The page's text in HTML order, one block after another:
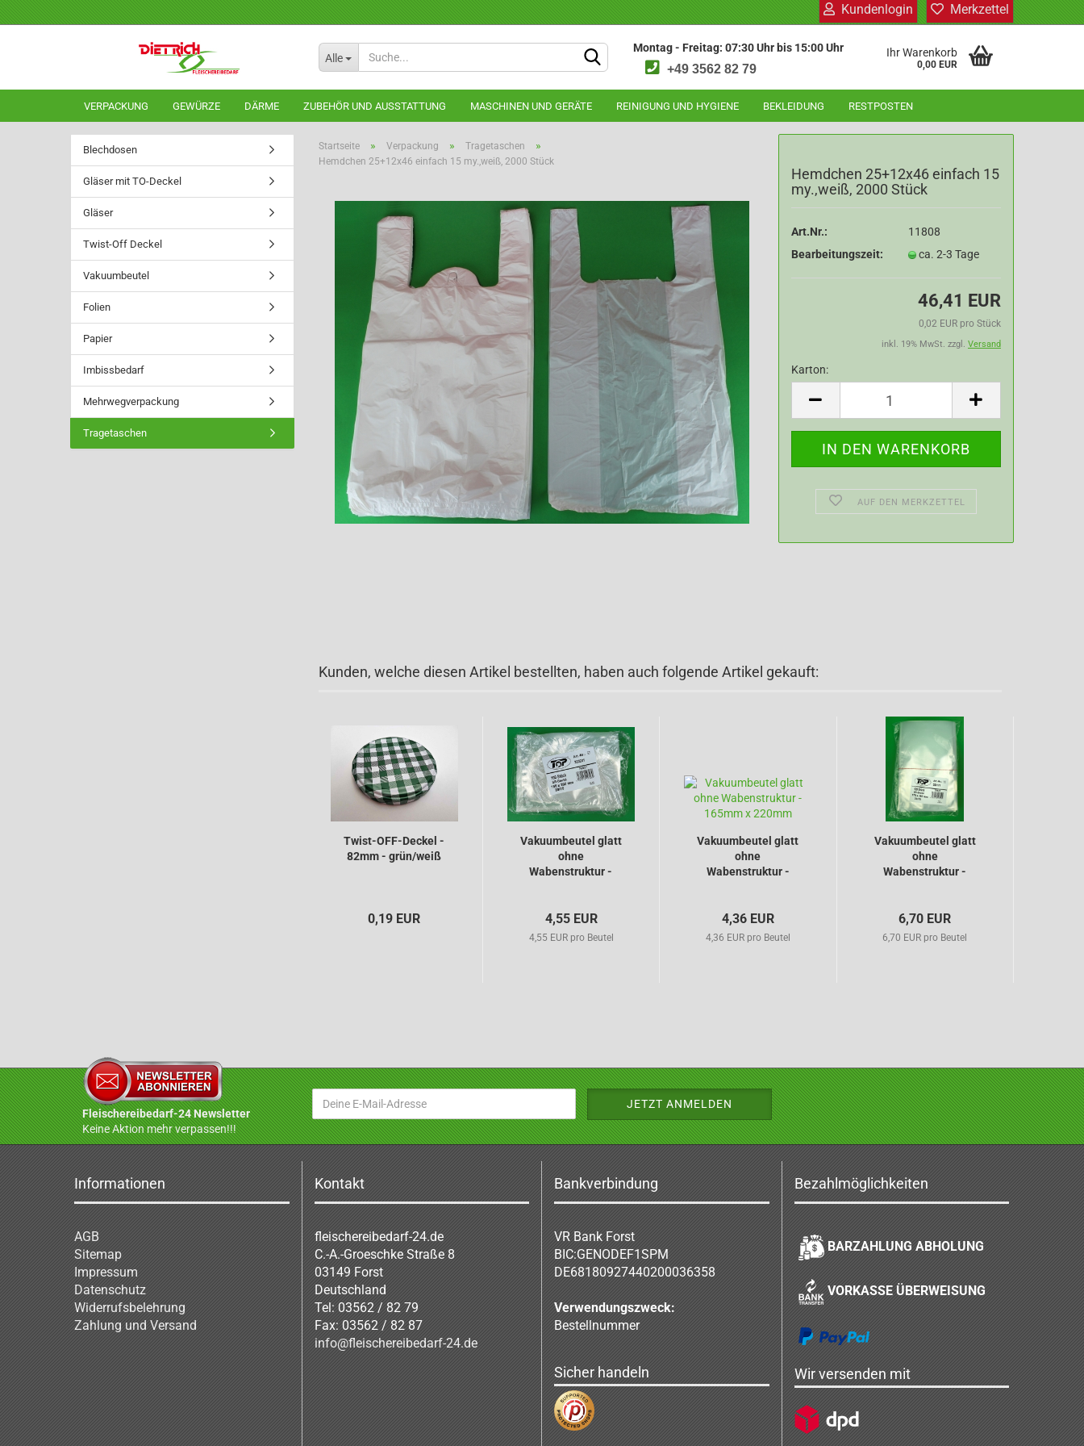
Kundenlogin Merkzettel
Alle
Montag - Freitag: 07:30 Uhr bis 15:00 Uhr
+49 3562 82 79
Ihr Warenkorb
0,00 EUR
VERPACKUNG GEWÜRZE DÄRME ZUBEHÖR UND AUSSTATTUNG MASCHINEN UND GERÄTE REINIGUNG UND HYGIENE BEKLEIDUNG RESTPOSTEN
Startseite » Verpackung » Tragetaschen »
Hemdchen 25+12x46 einfach 15 my.,weiß, 2000 Stück
Hemdchen 25+12x46 einfach 15
my.,weiß, 2000 Stück
Art.Nr.:
11808
Bearbeitungszeit:
ca. 2-3 Tage
46,41 EUR
0,02 EUR pro Stück
inkl. 19% MwSt. zzgl. Versand
Karton:
Karton
AUF DEN MERKZETTEL
Kunden, welche diesen Artikel bestellten, haben auch folgende Artikel gekauft:
Twist-OFF-Deckel -
82mm - grün/weiß
0,19 EUR
Vakuumbeutel glatt
ohne
Wabenstruktur -
4,55 EUR
4,55 EUR pro Beutel
Vakuumbeutel glatt
ohne
Wabenstruktur -
4,36 EUR
4,36 EUR pro Beutel
Vakuumbeutel glatt
ohne
Wabenstruktur -
6,70 EUR
6,70 EUR pro Beutel
Blechdosen
Gläser mit TO-Deckel
Gläser
Twist-Off Deckel
Vakuumbeutel
Folien
Papier
Imbissbedarf
Mehrwegverpackung
Tragetaschen
Fleischereibedarf-24 Newsletter
Keine Aktion mehr verpassen!!!
Informationen
AGB
Sitemap
Impressum
Datenschutz
Widerrufsbelehrung
Zahlung und Versand
Kontakt
fleischereibedarf-24.de
C.-A.-Groeschke Straße 8
03149 Forst
Deutschland
Tel: 03562 / 82 79
Fax: 03562 / 82 87
info@fleischereibedarf-24.de
Bankverbindung
VR Bank Forst
BIC:GENODEF1SPM
DE68180927440200036358
Verwendungszweck:
Bestellnummer
Sicher handeln
Bezahlmöglichkeiten
BARZAHLUNG ABHOLUNG
VORKASSE ÜBERWEISUNG
Wir versenden mit